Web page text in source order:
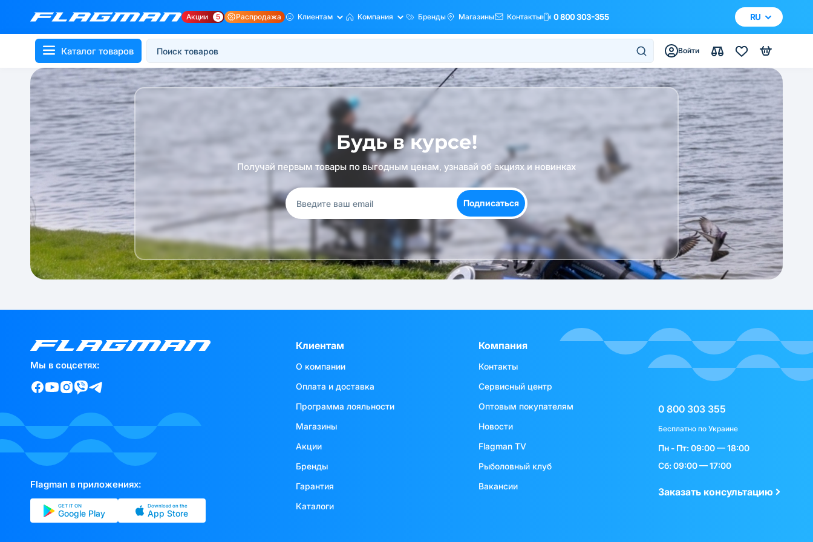
Акции 5 Распродажа Клиентам Компания Бренды Магазины Контакты 0 800 303-355 RU
Каталог товаров Войти
Будь в курсе!
Получай первым товары по выгодным ценам, узнавай об акциях и новинках
Подписаться
Мы в соцсетях:
Flagman в приложениях:
GET IT ON
Google Play
Download on the
App Store
Клиентам
О компании
Оплата и доставка
Программа лояльности
Магазины
Акции
Бренды
Гарантия
Каталоги
Компания
Контакты
Сервисный центр
Оптовым покупателям
Новости
Flagman TV
Рыболовный клуб
Вакансии
0 800 303 355
Бесплатно по Украине
Пн - Пт: 09:00 — 18:00
Сб: 09:00 — 17:00
Заказать консультацию